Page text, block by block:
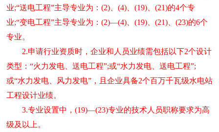
业;“送电工程”主导专业为：(2)、(4)、(19)、(21)的4个专
业;“变电工程”主导专业为：(2)—(4)、(19)、(21)、(23)的6个
专业。
2.申请行业资质时，企业和人员业绩需包括以下2个设计
类型：“火力发电、送电工程”;或“水力发电、送电工程”;
或“水力发电、风力发电”，且企业具备2个百万千瓦级水电站
工程设计业绩。
3.专业设置中，(19)—(23)专业的技术人员职称要求为高
级及以上。